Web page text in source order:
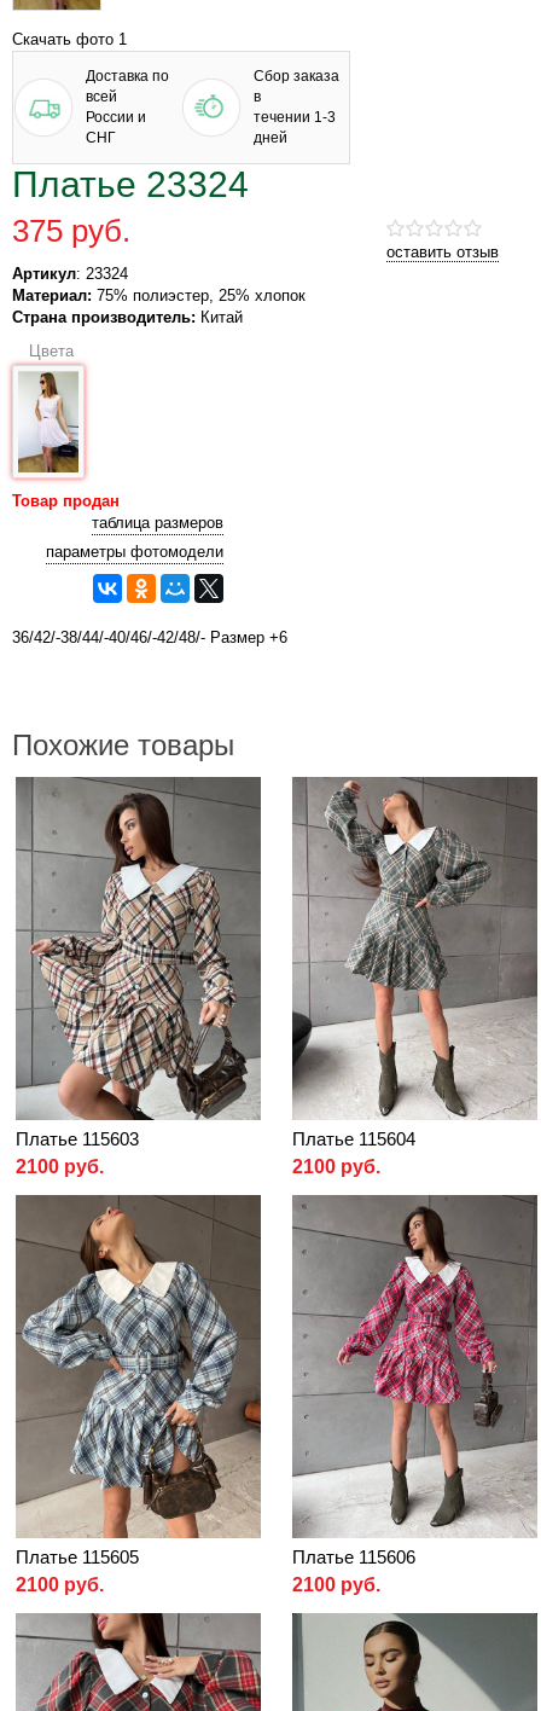
Скачать фото 1
Доставка по
всей
России и
СНГ
Сбор заказа
в
течении 1-3
дней
Платье 23324
оставить отзыв
375 руб.
Артикул: 23324
Материал: 75% полиэстер, 25% хлопок
Страна производитель: Китай
Цвета
Товар продан
таблица размеров
параметры фотомодели
36/42/-38/44/-40/46/-42/48/- Размер +6
Похожие товары
Платье 115603
2100 руб.
Платье 115604
2100 руб.
Платье 115605
2100 руб.
Платье 115606
2100 руб.